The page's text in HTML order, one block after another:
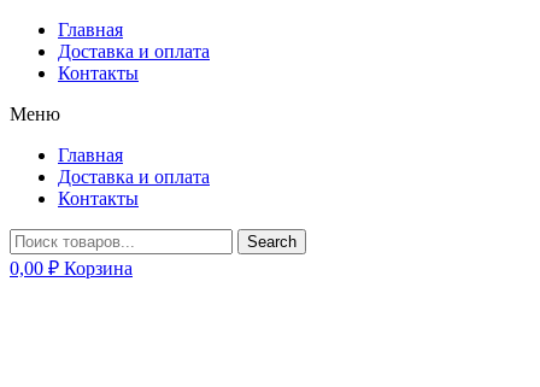
Главная
Доставка и оплата
Контакты
Меню
Главная
Доставка и оплата
Контакты
Search
0,00 ₽ Корзина